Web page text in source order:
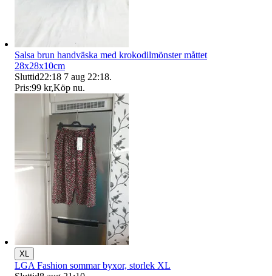
Salsa brun handväska med krokodilmönster måttet
28x28x10cm
Sluttid22:18 7 aug 22:18.
Pris:99 kr,Köp nu.
XL
LGA Fashion sommar byxor, storlek XL